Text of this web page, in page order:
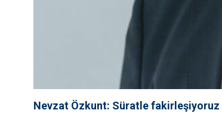
Nevzat Özkunt: Süratle fakirleşiyoruz